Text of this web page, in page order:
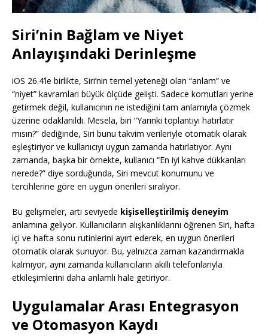
Siri’nin Bağlam ve Niyet
Anlayışındaki Derinleşme
iOS 26.4’le birlikte, Siri’nin temel yeteneği olan “anlam” ve
“niyet” kavramları büyük ölçüde gelişti. Sadece komutları yerine
getirmek değil, kullanıcının ne istediğini tam anlamıyla çözmek
üzerine odaklanıldı. Mesela, biri “Yarınki toplantıyı hatırlatır
mısın?” dediğinde, Siri bunu takvim verileriyle otomatik olarak
eşleştiriyor ve kullanıcıyı uygun zamanda hatırlatıyor. Aynı
zamanda, başka bir örnekte, kullanıcı “En iyi kahve dükkanları
nerede?” diye sorduğunda, Siri mevcut konumunu ve
tercihlerine göre en uygun önerileri sıralıyor.
Bu gelişmeler, arti seviyede kişiselleştirilmiş deneyim
anlamına geliyor. Kullanıcıların alışkanlıklarını öğrenen Siri, hafta
içi ve hafta sonu rutinlerini ayırt ederek, en uygun önerileri
otomatik olarak sunuyor. Bu, yalnızca zaman kazandırmakla
kalmıyor, aynı zamanda kullanıcıların akıllı telefonlarıyla
etkileşimlerini daha anlamlı hale getiriyor.
Uygulamalar Arası Entegrasyon
ve Otomasyon Kaydı